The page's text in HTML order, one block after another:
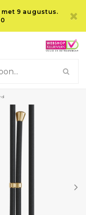
9 augustus.